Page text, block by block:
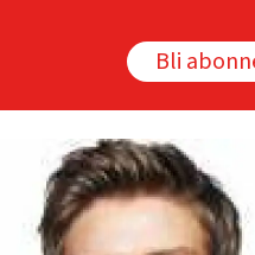
Bli